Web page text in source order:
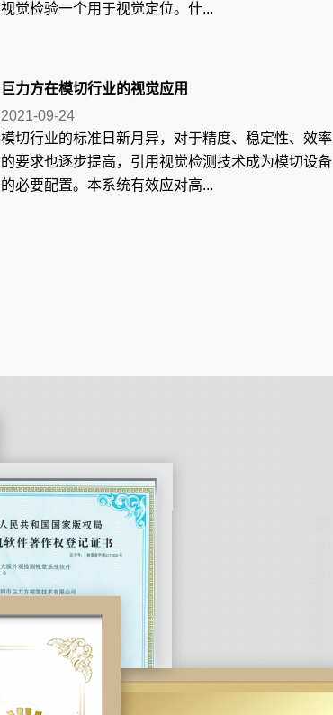
视觉检验一个用于视觉定位。什...
巨力方在模切行业的视觉应用
2021-09-24
模切行业的标准日新月异，对于精度、稳定性、效率
的要求也逐步提高，引用视觉检测技术成为模切设备
的必要配置。本系统有效应对高...